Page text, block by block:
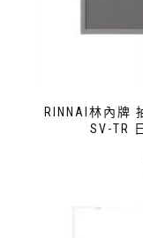
RINNAI林內牌
SV-TR